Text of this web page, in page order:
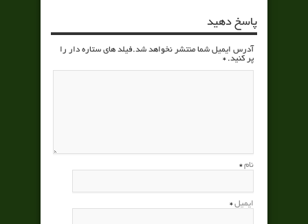
پاسخ دهید
آدرس ایمیل شما منتشر نخواهد شد.فیلد های ستاره دار را
پر کنید.*
نام *
ایمیل *